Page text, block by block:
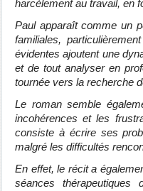
harcèlement au travail, en
Paul apparaît comme un
familiales,
évidentes ajoutent une
et de tout analyser en
tournée vers la recherche
Le roman semble
incohérences et les
consiste à écrire ses
malgré les difficultés
En effet, le récit a
séances